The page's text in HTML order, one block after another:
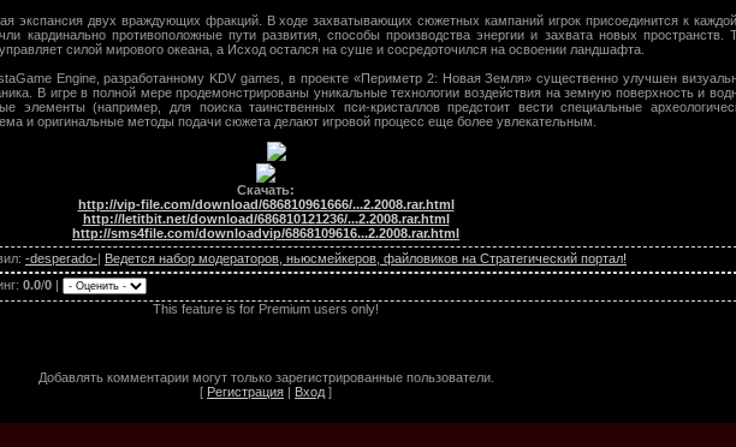
экспансия двух враждующих фракций. В ходе захватывающих сюжетных кампаний игрок присоединится к
кардинально противоположные пути развития, способы производства энергии и захвата новых пространств.
силой мирового океана, а Исход остался на суше и сосредоточился на освоении ландшафта.
Engine, разработанному KDV games, в проекте «Периметр 2: Новая Земля» существенно улучшен
В игре в полной мере продемонстрированы уникальные технологии воздействия на земную поверхность и
элементы (например, для поиска таинственных пси-кристаллов предстоит вести специальные
и оригинальные методы подачи сюжета делают игровой процесс еще более увлекательным.
Скачать:
http://vip-file.com/download/686810961666/...2.2008.rar.html
http://letitbit.net/download/686810121236/...2.2008.rar.html
http://sms4file.com/downloadvip/6868109616...2.2008.rar.html
: -desperado-| Ведется набор модераторов, ньюсмейкеров, файловиков на Стратегический портал!
: 0.0/0 |
This feature is for Premium users only!
Добавлять комментарии могут только зарегистрированные пользователи.
[ Регистрация | Вход ]